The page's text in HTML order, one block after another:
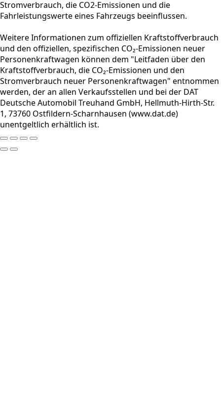
Stromverbrauch, die CO2-Emissionen und die
Fahrleistungswerte eines Fahrzeugs beeinflussen.
Weitere Informationen zum offiziellen Kraftstoffverbrauch
und den offiziellen, spezifischen CO₂-Emissionen neuer
Personenkraftwagen können dem "Leitfaden über den
Kraftstoffverbrauch, die CO₂-Emissionen und den
Stromverbrauch neuer Personenkraftwagen" entnommen
werden, der an allen Verkaufsstellen und bei der DAT
Deutsche Automobil Treuhand GmbH, Hellmuth-Hirth-Str.
1, 73760 Ostfildern-Scharnhausen (www.dat.de)
unentgeltlich erhältlich ist.